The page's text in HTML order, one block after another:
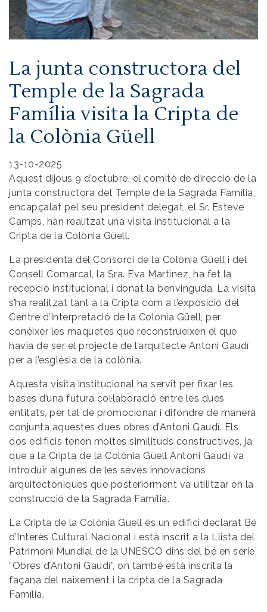
La junta constructora del
Temple de la Sagrada
Família visita la Cripta de
la Colònia Güell
13-10-2025
Aquest dijous 9 d’octubre, el comitè de direcció de la
junta constructora del Temple de la Sagrada Família,
encapçalat pel seu president delegat, el Sr. Esteve
Camps, han realitzat una visita institucional a la
Cripta de la Colònia Güell.
La presidenta del Consorci de la Colònia Güell i del
Consell Comarcal, la Sra. Eva Martínez, ha fet la
recepció institucional i donat la benvinguda. La visita
s’ha realitzat tant a la Cripta com a l’exposició del
Centre d’Interpretació de la Colònia Güell, per
conèixer les maquetes que reconstrueixen el que
havia de ser el projecte de l’arquitecte Antoni Gaudí
per a l’església de la colònia.
Aquesta visita institucional ha servit per fixar les
bases d’una futura col·laboració entre les dues
entitats, per tal de promocionar i difondre de manera
conjunta aquestes dues obres d’Antoni Gaudí. Els
dos edificis tenen moltes similituds constructives, ja
que a la Cripta de la Colònia Güell Antoni Gaudí va
introduir algunes de les seves innovacions
arquitectòniques que posteriorment va utilitzar en la
construcció de la Sagrada Família.
La Cripta de la Colònia Güell és un edifici declarat Bé
d’Interès Cultural Nacional i està inscrit a la Llista del
Patrimoni Mundial de la UNESCO dins del bé en sèrie
“Obres d’Antoni Gaudí”, on també està inscrita la
façana del naixement i la cripta de la Sagrada
Família.